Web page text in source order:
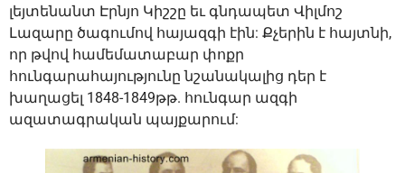
լեյտենանտ Էրնյո Կիշշը եւ գնդապետ Վիլմոշ
Լազարը ծագումով հայազգի էին: Քչերին է հայտնի,
որ թվով համեմատաբար փոքր
հունգարահայությունը նշանակալից դեր է
խաղացել 1848-1849թթ. հունգար ազգի
ազատագրական պայքարում: